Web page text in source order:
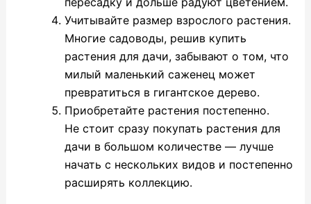
Учитывайте размер взрослого растения.
Многие садоводы, решив купить
растения для дачи, забывают о том, что
милый маленький саженец может
превратиться в гигантское дерево.
Приобретайте растения постепенно.
Не стоит сразу покупать растения для
дачи в большом количестве — лучше
начать с нескольких видов и постепенно
расширять коллекцию.